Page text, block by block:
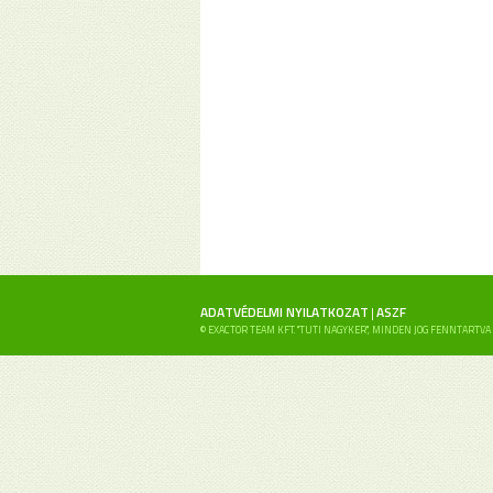
ADATVÉDELMI NYILATKOZAT |ASZF
© EXACTOR TEAM KFT. "TUTI NAGYKER", MINDEN JOG FENNTARTVA